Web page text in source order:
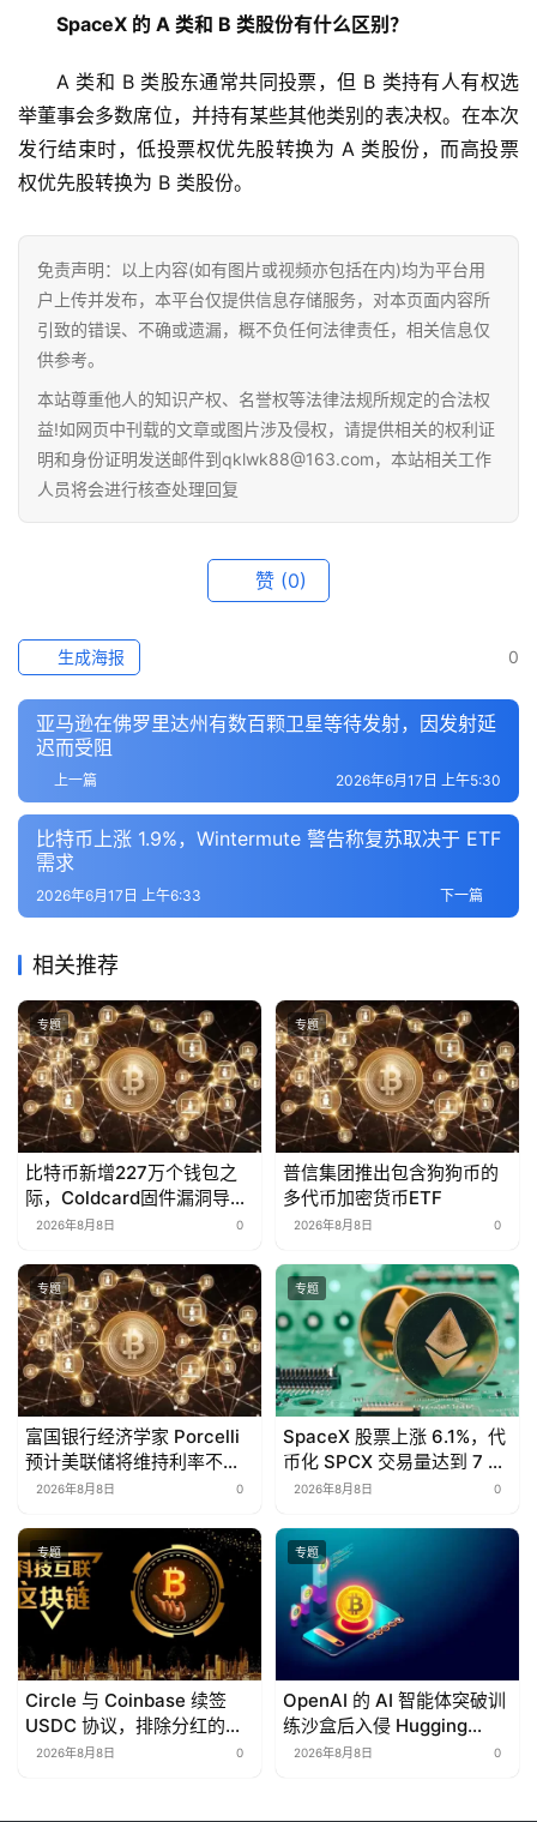
SpaceX 的 A 类和 B 类股份有什么区别？
A 类和 B 类股东通常共同投票，但 B 类持有人有权选
举董事会多数席位，并持有某些其他类别的表决权。在本次
发行结束时，低投票权优先股转换为 A 类股份，而高投票
权优先股转换为 B 类股份。
免责声明：以上内容(如有图片或视频亦包括在内)均为平台用
户上传并发布，本平台仅提供信息存储服务，对本页面内容所
引致的错误、不确或遗漏，概不负任何法律责任，相关信息仅
供参考。
本站尊重他人的知识产权、名誉权等法律法规所规定的合法权
益!如网页中刊载的文章或图片涉及侵权，请提供相关的权利证
明和身份证明发送邮件到qklwk88@163.com，本站相关工作
人员将会进行核查处理回复
赞 (0)
0
生成海报
亚马逊在佛罗里达州有数百颗卫星等待发射，因发射延
迟而受阻
上一篇 2026年6月17日 上午5:30
比特币上涨 1.9%，Wintermute 警告称复苏取决于 ETF
需求
下一篇
2026年6月17日 上午6:33
相关推荐
专题
比特币新增227万个钱包之
际，Coldcard固件漏洞导致
1.16亿美元资金流失
2026年8月8日 0
专题
普信集团推出包含狗狗币的
多代币加密货币ETF
2026年8月8日 0
专题
富国银行经济学家 Porcelli
预计美联储将维持利率不变
至 2026 年
2026年8月8日 0
专题
SpaceX 股票上涨 6.1%，代
币化 SPCX 交易量达到 7 亿
美元
2026年8月8日 0
专题
Circle 与 Coinbase 续签
USDC 协议，排除分红的可
能性
2026年8月8日 0
专题
OpenAI 的 AI 智能体突破训
练沙盒后入侵 Hugging
Face 平台
2026年8月8日 0